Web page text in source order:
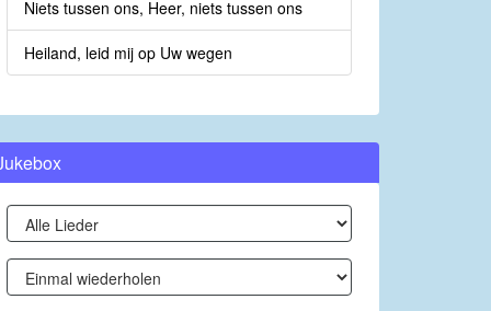
Niets tussen ons, Heer, niets tussen ons
Heiland, leid mij op Uw wegen